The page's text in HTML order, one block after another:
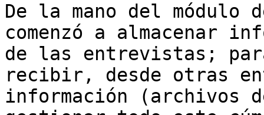
De la mano del módulo
comenzó a almacenar
de las entrevistas;
recibir, desde otras
información (archivos